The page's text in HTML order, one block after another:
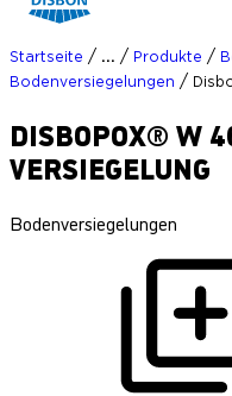
Startseite / ... / Produkte /
Bodenversiegelungen /
DISBOPOX® W
VERSIEGELUNG
Bodenversiegelungen